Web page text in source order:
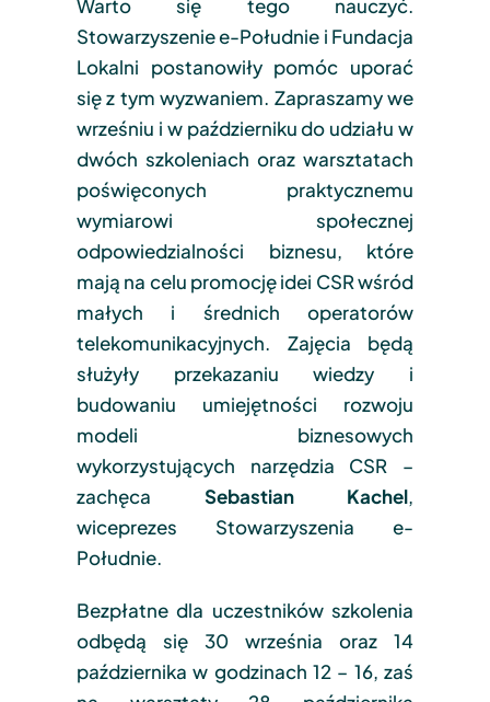
Warto się tego nauczyć.
Stowarzyszenie e-Południe i Fundacja
Lokalni postanowiły pomóc uporać
się z tym wyzwaniem. Zapraszamy we
wrześniu i w październiku do udziału w
dwóch szkoleniach oraz warsztatach
poświęconych praktycznemu
wymiarowi społecznej
odpowiedzialności biznesu, które
mają na celu promocję idei CSR wśród
małych i średnich operatorów
telekomunikacyjnych. Zajęcia będą
służyły przekazaniu wiedzy i
budowaniu umiejętności rozwoju
modeli biznesowych
wykorzystujących narzędzia CSR –
zachęca Sebastian Kachel,
wiceprezes Stowarzyszenia e-
Południe.
Bezpłatne dla uczestników szkolenia
odbędą się 30 września oraz 14
października w godzinach 12 – 16, zaś